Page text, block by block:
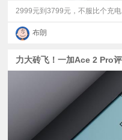
2999元到3799元，不服比个充电
布朗